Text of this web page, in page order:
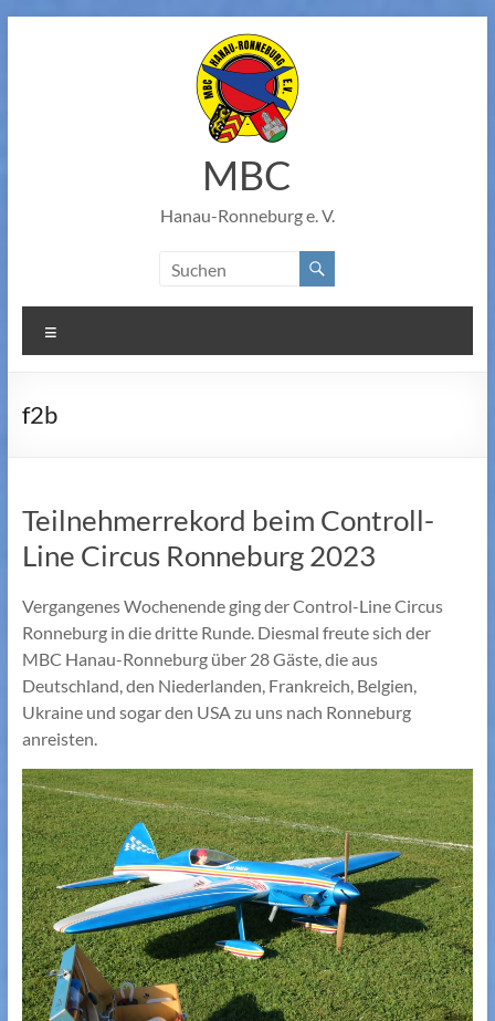
MBC
Hanau-Ronneburg e. V.
f2b
Teilnehmerrekord beim Controll-
Line Circus Ronneburg 2023
Vergangenes Wochenende ging der Control-Line Circus
Ronneburg in die dritte Runde. Diesmal freute sich der
MBC Hanau-Ronneburg über 28 Gäste, die aus
Deutschland, den Niederlanden, Frankreich, Belgien,
Ukraine und sogar den USA zu uns nach Ronneburg
anreisten.